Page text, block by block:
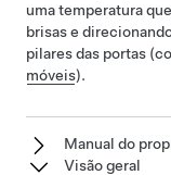
uma temperatura
brisas e
pilares das portas
móveis).
Manual do
Visão geral